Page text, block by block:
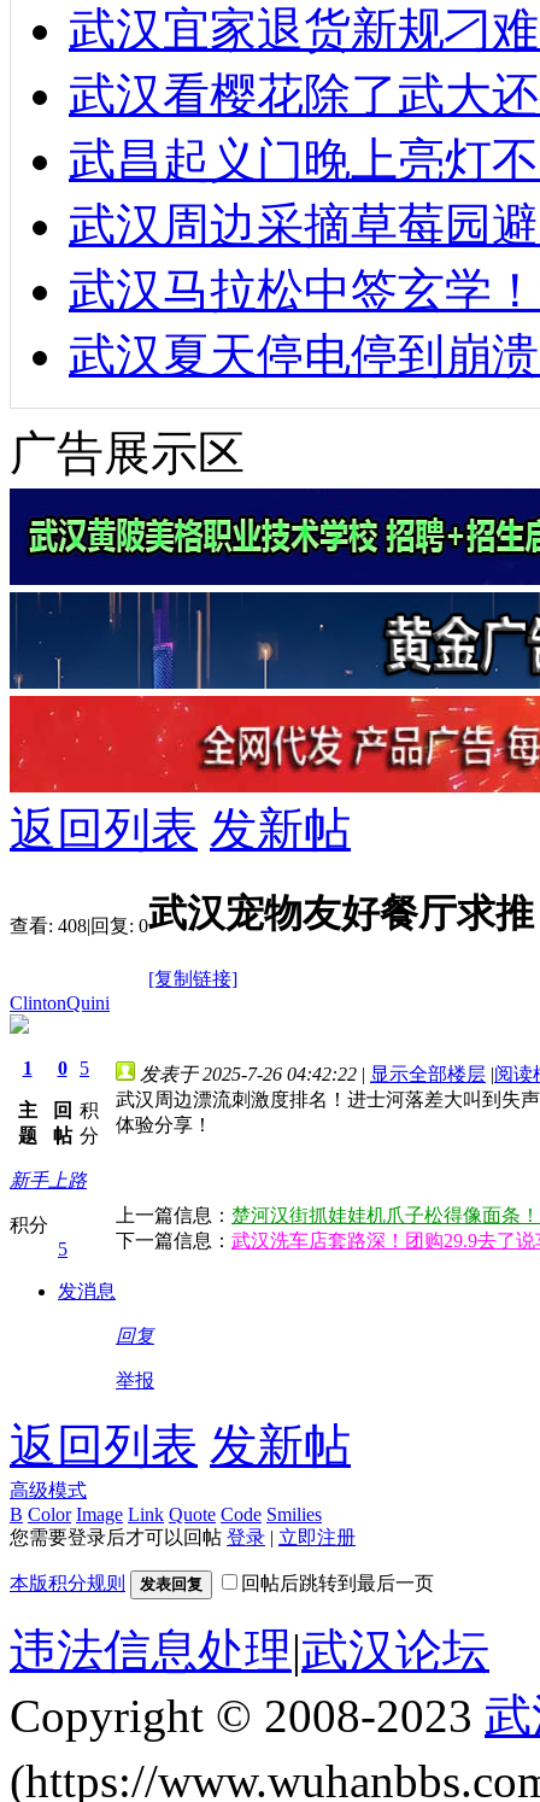
武汉宜家退货新规刁
武汉看樱花除了武大
武昌起义门晚上亮灯
武汉周边采摘草莓园
武汉马拉松中签玄学
武汉夏天停电停到崩
广告展示区
返回列表 发新帖
查看: 408|回复: 0武汉宠物友好餐厅求
[复制链接]
ClintonQuini
1
主
题
0
回
帖
5
积
分
新手上路
积分
5
发消息
发表于 2025-7-26 04:42:22 | 显示全部楼层 |阅读
武汉周边漂流刺激度排名！进士河落差大叫到失
体验分享！
上一篇信息： 楚河汉街抓娃娃机爪子松得像面条
下一篇信息： 武汉洗车店套路深！团购29.9去了
回复
举报
返回列表 发新帖
高级模式
B Color Image Link Quote Code Smilies
您需要登录后才可以回帖 登录 | 立即注册
本版积分规则 发表回复 回帖后跳转到最后一页
违法信息处理|武汉论坛
Copyright © 2008-2023
(https://